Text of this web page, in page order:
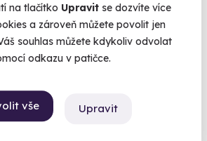
na tlačítko Upravit se dozvíte více
a zároveň můžete povolit jen
souhlas můžete kdykoliv odvolat
odkazu v patičce.
vše Upravit